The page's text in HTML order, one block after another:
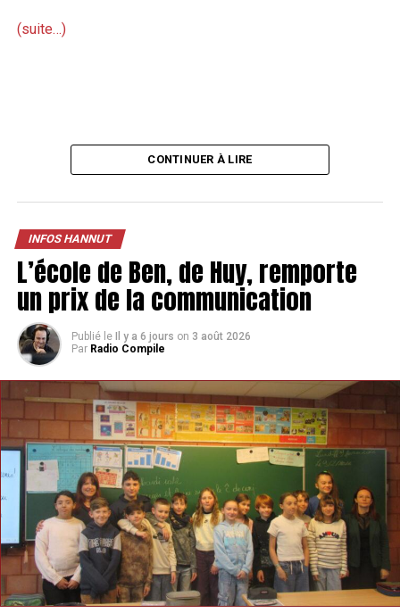
(suite…)
CONTINUER À LIRE
INFOS HANNUT
L’école de Ben, de Huy, remporte
un prix de la communication
Publié le Il y a 6 jours on 3 août 2026
Par Radio Compile